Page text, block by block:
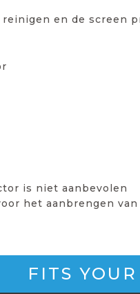
en de screen
is niet aanbevolen
het aanbrengen
FITS